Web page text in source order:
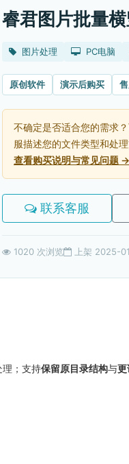
睿君图片批量
图片处理 PC电脑
原创软件 演示后购买
不确定是否适合您的需求
服描述您的文件类型和处
查看购买说明与常见问题 →
联系客服
1020 次浏览 上架 2025-
；支持保留原目录结构与